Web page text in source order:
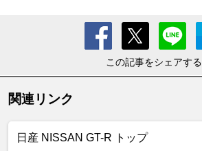
この記事をシェアする
関連リンク
日産 NISSAN GT-R トップ